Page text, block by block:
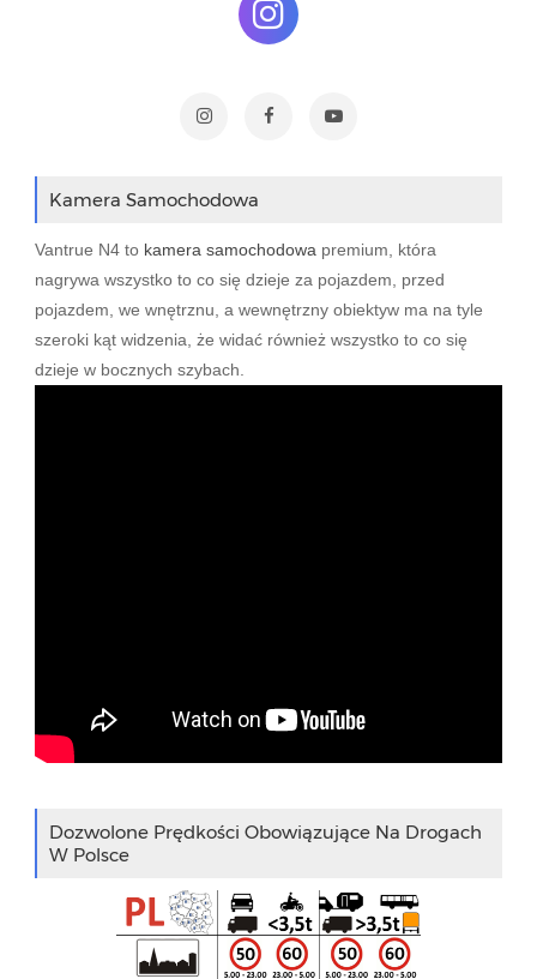
Kamera Samochodowa
Vantrue N4 to kamera samochodowa premium, która
nagrywa wszystko to co się dzieje za pojazdem, przed
pojazdem, we wnętrznu, a wewnętrzny obiektyw ma na tyle
szeroki kąt widzenia, że widać również wszystko to co się
dzieje w bocznych szybach.
Dozwolone Prędkości Obowiązujące Na Drogach
W Polsce